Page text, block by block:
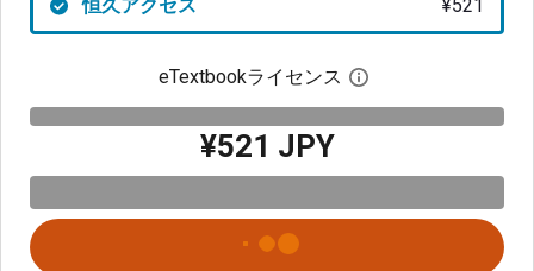
恒久アクセス ¥521
eTextbookライセンス デジタルライセン
¥521 JPY